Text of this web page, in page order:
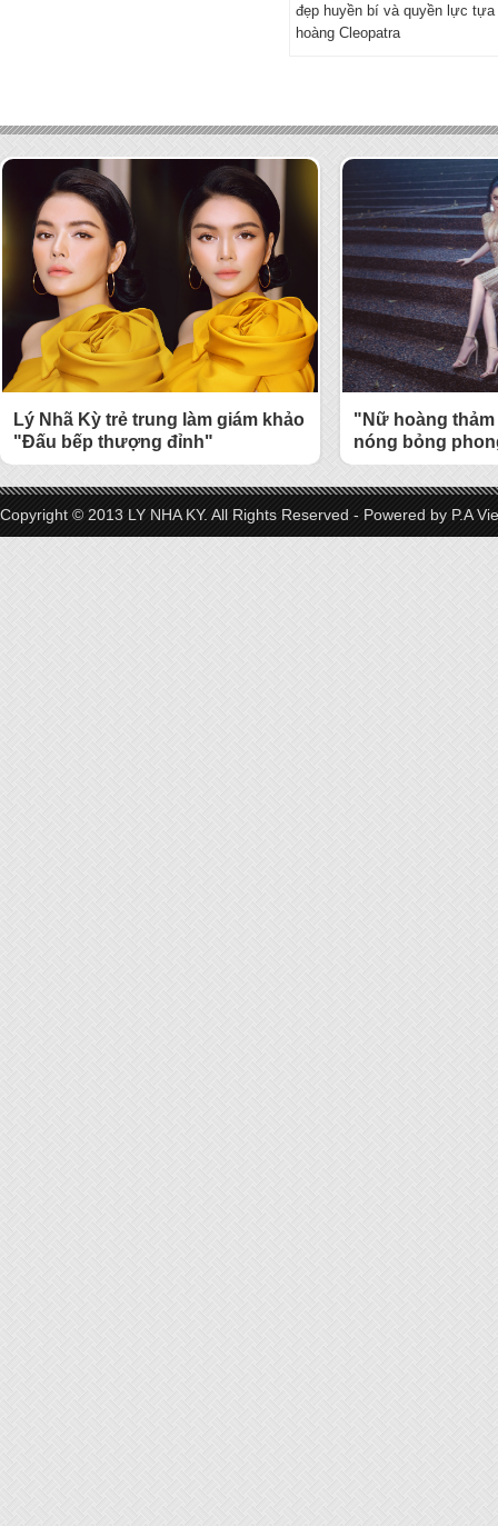
đẹp huyền bí và quyền lực
hoàng Cleopatra
Lý Nhã Kỳ trẻ trung làm giám khảo
"Đấu bếp thượng đỉnh"
"Nữ hoàng
nóng bỏng
Copyright © 2013 LY NHA KY. All Rights Reserved - Powered by P.A